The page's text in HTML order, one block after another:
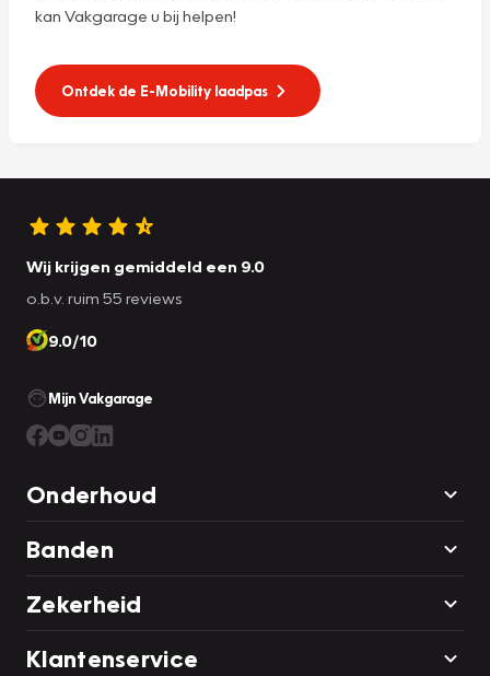
kan Vakgarage u bij helpen!
Ontdek de E-Mobility laadpas
Wij krijgen gemiddeld een 9.0
o.b.v. ruim 55 reviews
9.0/10
Mijn Vakgarage
Onderhoud
Banden
Zekerheid
Klantenservice